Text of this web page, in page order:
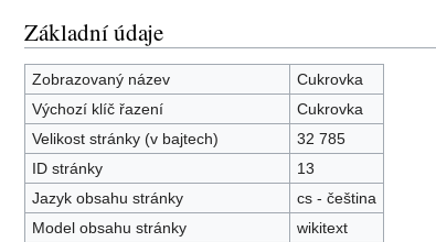
Základní údaje
Zobrazovaný název
Cukrovka
Výchozí klíč řazení
Cukrovka
Velikost stránky (v bajtech)
32 785
ID stránky
13
Jazyk obsahu stránky
cs - čeština
Model obsahu stránky
wikitext